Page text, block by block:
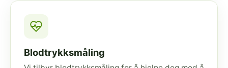
Blodtrykksmåling